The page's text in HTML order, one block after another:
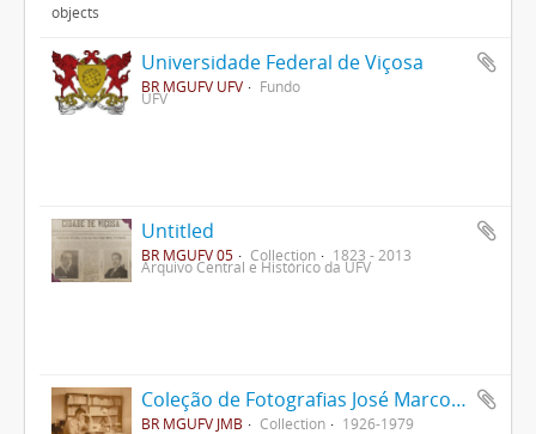
objects
Universidade Federal de Viçosa
BR MGUFV UFV Fundo
UFV
Untitled
BR MGUFV 05 Collection 1823 - 2013
Arquivo Central e Histórico da UFV
Coleção de Fotografias José Marcondes Borges
BR MGUFV JMB Collection 1926-1979